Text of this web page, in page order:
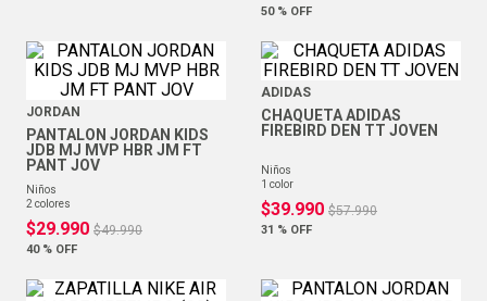
50 % OFF
JORDAN
PANTALON JORDAN KIDS
JDB MJ MVP HBR JM FT
PANT JOV
niños
2 colores
$29.990 $49.990
40 % OFF
ADIDAS
CHAQUETA ADIDAS
FIREBIRD DEN TT JOVEN
niños
1 color
$39.990 $57.990
31 % OFF